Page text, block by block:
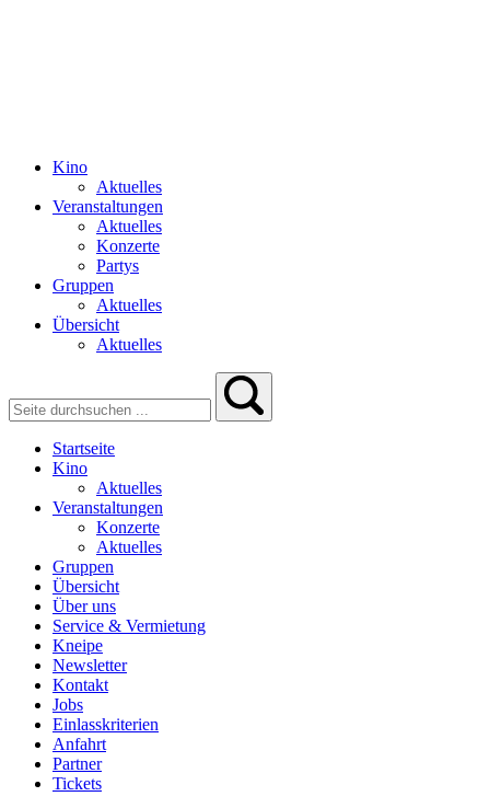
Kino
Aktuelles
Veranstaltungen
Aktuelles
Konzerte
Partys
Gruppen
Aktuelles
Übersicht
Aktuelles
Startseite
Kino
Aktuelles
Veranstaltungen
Konzerte
Aktuelles
Gruppen
Übersicht
Über uns
Service & Vermietung
Kneipe
Newsletter
Kontakt
Jobs
Einlasskriterien
Anfahrt
Partner
Tickets